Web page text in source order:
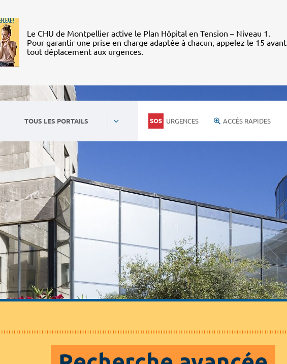
Le CHU de Montpellier active le Plan Hôpital en Tension – Niveau 1.
Pour garantir une prise en charge adaptée à chacun, appelez le 15 avant
tout déplacement aux urgences.
TOUS LES PORTAILS URGENCES ACCÈS RAPIDES